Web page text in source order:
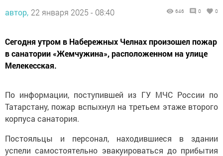
автор, 22 января 2025 - 08:40 646 0 0
Сегодня утром в Набережных Челнах произошел пожар
в санатории «Жемчужина», расположенном на улице
Мелекесская.
По информации, поступившей из ГУ МЧС России по
Татарстану, пожар вспыхнул на третьем этаже второго
корпуса санатория.
Постояльцы и персонал, находившиеся в здании
успели самостоятельно эвакуироваться до прибытия